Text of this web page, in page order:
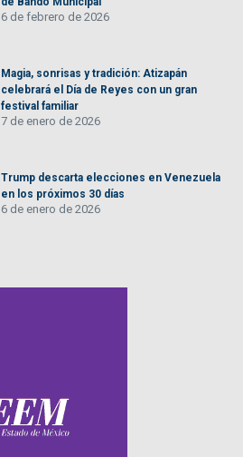
6 de febrero de 2026
Magia, sonrisas y tradición: Atizapán
celebrará el Día de Reyes con un gran
festival familiar
7 de enero de 2026
Trump descarta elecciones en Venezuela
en los próximos 30 días
6 de enero de 2026